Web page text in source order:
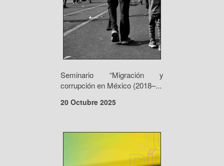
Seminario “Migración y
corrupción en México (2018–...
20 Octubre 2025